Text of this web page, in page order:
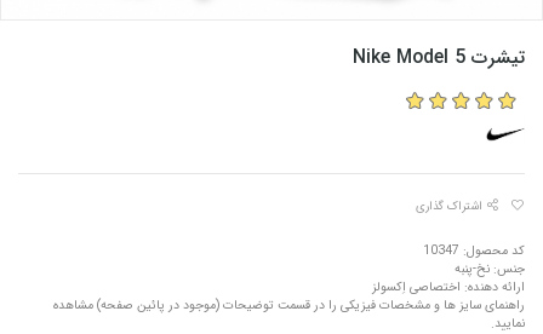
تیشرت Nike Model 5
اشتراک گذاری
کد محصول: 10347
جنس: نخ-پنبه
ارائه دهنده: اختصاصی اِکسولز
راهنمای سایز ها و مشخصات فیزیکی را در قسمت توضیحات (موجود در پائین صفحه) مشاهده
نمایید.